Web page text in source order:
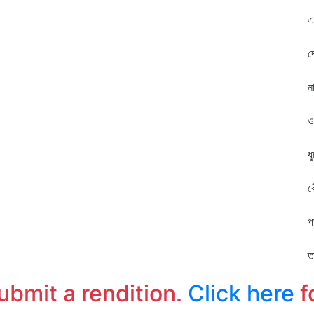
a rendition. Click here